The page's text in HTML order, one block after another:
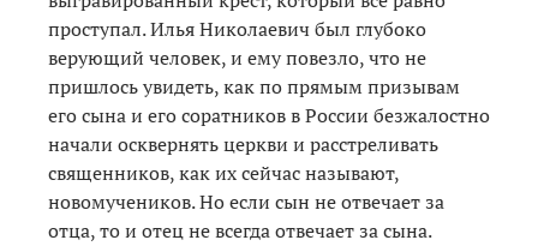
проступал. Илья Николаевич был глубоко
верующий человек, и ему повезло, что не
пришлось увидеть, как по прямым призывам
его сына и его соратников в России безжалостно
начали осквернять церкви и расстреливать
священников, как их сейчас называют,
новомучеников. Но если сын не отвечает за
отца, то и отец не всегда отвечает за сына.